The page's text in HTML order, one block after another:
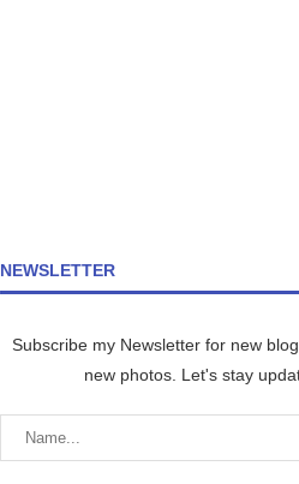
NEWSLETTER
Subscribe my Newsletter for new
new photos. Let's stay